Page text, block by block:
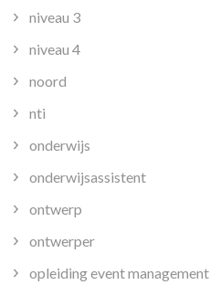
niveau 3
niveau 4
noord
nti
onderwijs
onderwijsassistent
ontwerp
ontwerper
opleiding event management